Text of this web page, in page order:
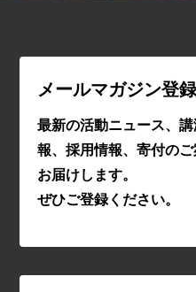
メールマガジン登録
最新の活動ニュース、
報、採用情報、寄付の
お届けします。
ぜひご登録ください。